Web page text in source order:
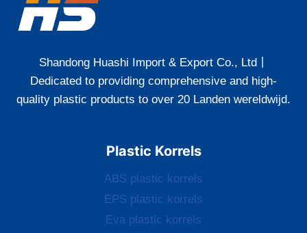
Shandong Huashi Import& Export Co., Ltd丨
Dedicated to providing comprehensive and high-
quality plastic products to over 20 Landen wereldwijd.
Plastic Korrels
ABS plastic korrels
EPS plastic korrels
Eva plastic korrels